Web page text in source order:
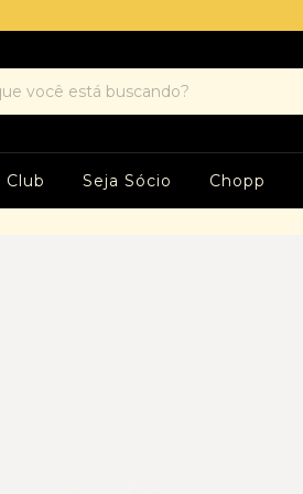
Seja Sócio Chopp